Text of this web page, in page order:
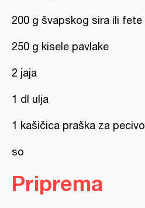
200 g švapskog sira ili fete
250 g kisele pavlake
2 jaja
1 dl ulja
1 kašičica praška za pecivo
so
Priprema